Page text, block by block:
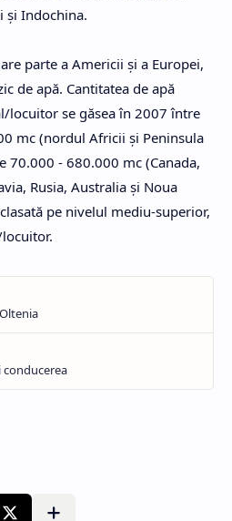
şi Indochina.
parte a Americii şi a Europei,
de apă. Cantitatea de apă
locuitor se găsea în 2007 între
mc (nordul Africii şi Peninsula
70.000 - 680.000 mc (Canada,
Rusia, Australia şi Noua
pe nivelul mediu-superior,